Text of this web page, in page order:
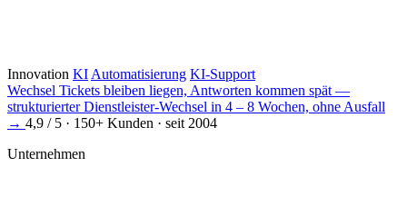
Innovation KI Automatisierung KI-Support
Wechsel Tickets bleiben liegen, Antworten kommen spät —
strukturierter Dienstleister-Wechsel in 4 – 8 Wochen, ohne Ausfall
→ 4,9 / 5 · 150+ Kunden · seit 2004
Unternehmen